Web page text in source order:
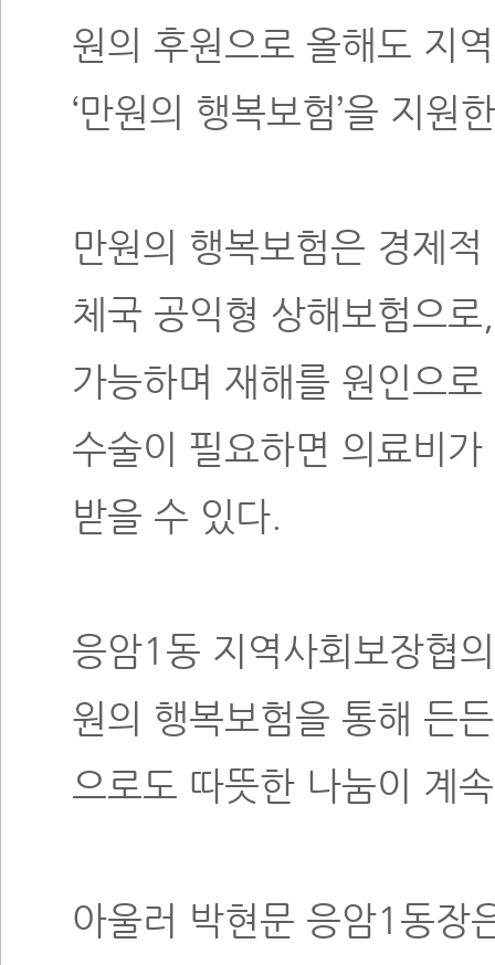
원의 후원으로 올해도 지
‘만원의 행복보험’을 지원
만원의 행복보험은 경제
체국 공익형 상해보험으
가능하며 재해를 원인으
수술이 필요하면 의료비
받을 수 있다.
응암1동 지역사회보장협
원의 행복보험을 통해 든
으로도 따뜻한 나눔이 계
아울러 박현문 응암1동장